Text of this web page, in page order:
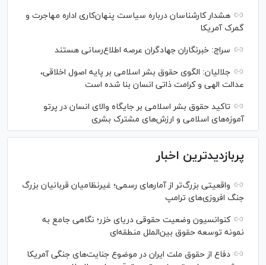
هشدار کارشناسان درباره سیاست پنهان‌کاری اداره مهاجرت و
گمرک آمریکا
سراج: خبرنگاران جهادگران عرصه اطلاع‌رسانی هستند
جلالیان: الگوی حقوق بشر اسلامی بر پایه اصول اخلاقی،
عدالت الهی و کرامت ذاتی انسان بنا شده است
تاکید حقوق بشر اسلامی بر جایگاه والای انسان در پرتو
آموزه‌های اسلامی و ارزش‌های مشترک بشری
پربازدیدترین اخبار
واقعیتی بزرگ‌تر از آمار‌های رسمی؛ غیرنظامیان قربانیان بزرگ
جنگ افروزی‌های ترامپ
کنوانسیون وضعیت حقوقی دریای خزر؛ نگاهی جامع به
نمونه توسعه حقوق بین‌الملل منطقه‌ای
دفاع از حقوق ملت ایران در موضوع جنایت‌های جنگی آمریکا